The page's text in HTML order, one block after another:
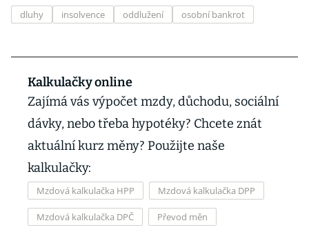
dluhy insolvence oddlužení osobní bankrot
Kalkulačky online
Zajímá vás výpočet mzdy, důchodu, sociální
dávky, nebo třeba hypotéky? Chcete znát
aktuální kurz měny? Použijte naše
kalkulačky:
Mzdová kalkulačka HPP Mzdová kalkulačka DPP
Mzdová kalkulačka DPČ Převod měn